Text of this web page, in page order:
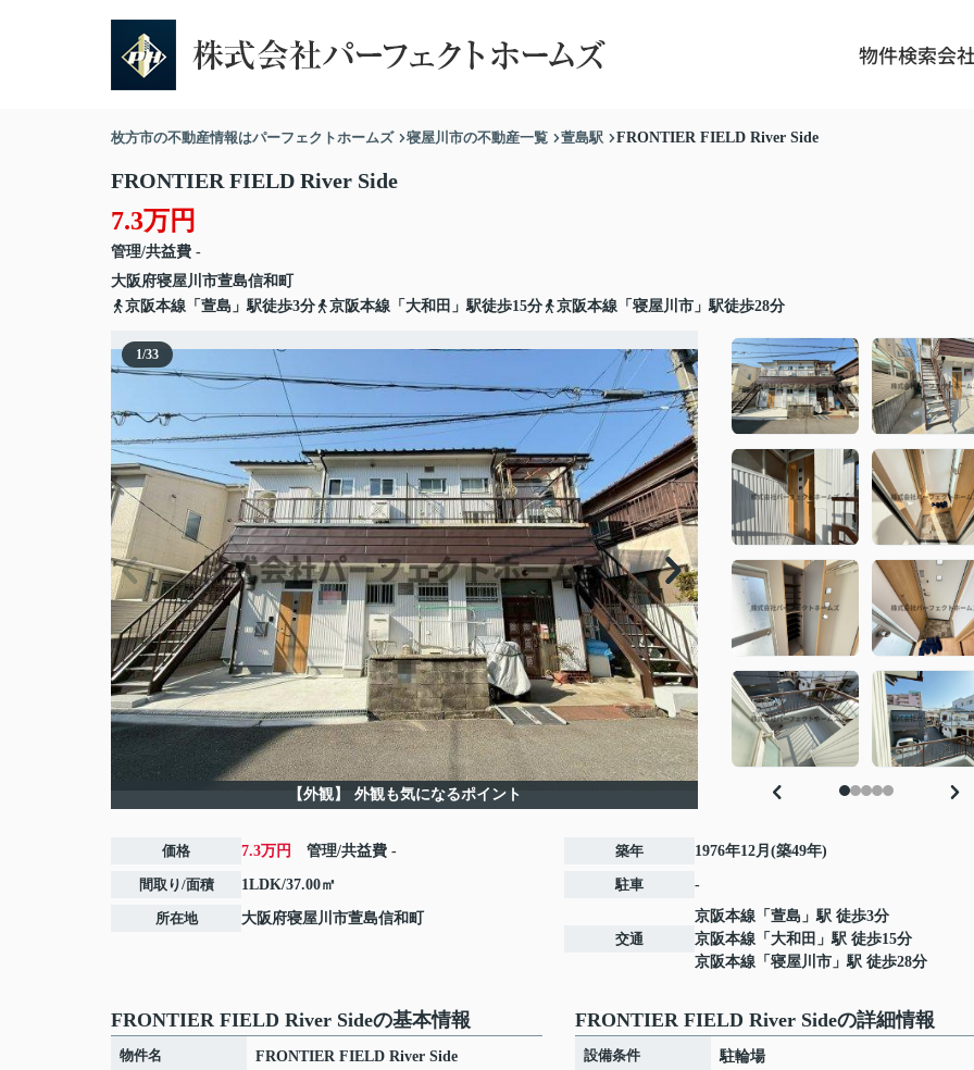
物件検索会
枚方市の不動産情報はパーフェクトホームズ 寝屋川市の不動産一覧 萱島駅 FRONTIER FIELD River Side
FRONTIER FIELD River Side
7.3万円
管理/共益費 -
大阪府寝屋川市萱島信和町
京阪本線「萱島」駅徒歩3分
京阪本線「大和田」駅徒歩15分 京阪本線「寝屋川市」駅徒歩28分
1/33
【外観】 外観も気になるポイント
価格 7.3万円 管理/共益費 -
間取り/面積 1LDK/37.00㎡
所在地 大阪府寝屋川市萱島信和町
築年 1976年12月(築49年)
駐車 -
交通
京阪本線 「 萱島 」駅 徒歩3分
京阪本線 「 大和田 」駅 徒歩15分
京阪本線 「 寝屋川市 」駅 徒歩28分
FRONTIER FIELD River Sideの基本情報
物件名 FRONTIER FIELD River Side
FRONTIER FIELD River Sideの詳細情報
設備条件
駐輪場